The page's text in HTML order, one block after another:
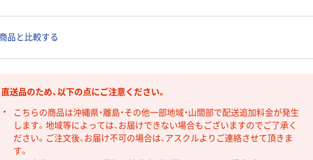
品と比較する
直送品のため、以下の点にご注意ください。
こちらの商品は沖縄県・離島・その他一部地域・山間部で配送追加料金が発生
します。地域等によっては、お届けできない場合もございますのでご了承く
ださい。ご注文後、お届け不可の場合は、アスクルよりご連絡させて頂きま
す。